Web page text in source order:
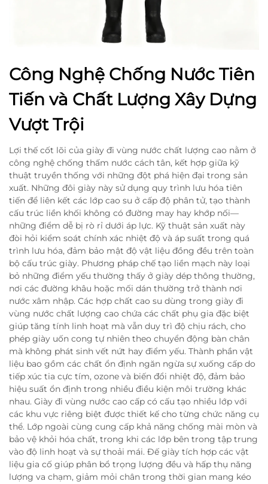
Công Nghệ Chống Nước Tiên
Tiến và Chất Lượng Xây Dựng
Vượt Trội
Lợi thế cốt lõi của giày đi vùng nước chất lượng cao nằm ở
công nghệ chống thấm nước cách tân, kết hợp giữa kỹ
thuật truyền thống với những đột phá hiện đại trong sản
xuất. Những đôi giày này sử dụng quy trình lưu hóa tiên
tiến để liên kết các lớp cao su ở cấp độ phân tử, tạo thành
cấu trúc liền khối không có đường may hay khớp nối—
những điểm dễ bị rò rỉ dưới áp lực. Kỹ thuật sản xuất này
đòi hỏi kiểm soát chính xác nhiệt độ và áp suất trong quá
trình lưu hóa, đảm bảo mật độ vật liệu đồng đều trên toàn
bộ cấu trúc giày. Phương pháp chế tạo liền mạch này loại
bỏ những điểm yếu thường thấy ở giày dép thông thường,
nơi các đường khâu hoặc mối dán thường trở thành nơi
nước xâm nhập. Các hợp chất cao su dùng trong giày đi
vùng nước chất lượng cao chứa các chất phụ gia đặc biệt
giúp tăng tính linh hoạt mà vẫn duy trì độ chịu rách, cho
phép giày uốn cong tự nhiên theo chuyển động bàn chân
mà không phát sinh vết nứt hay điểm yếu. Thành phần vật
liệu bao gồm các chất ổn định ngăn ngừa sự xuống cấp do
tiếp xúc tia cực tím, ozone và biến đổi nhiệt độ, đảm bảo
hiệu suất ổn định trong nhiều điều kiện môi trường khác
nhau. Giày đi vùng nước cao cấp có cấu tạo nhiều lớp với
các khu vực riêng biệt được thiết kế cho từng chức năng cụ
thể. Lớp ngoài cùng cung cấp khả năng chống mài mòn và
bảo vệ khỏi hóa chất, trong khi các lớp bên trong tập trung
vào độ linh hoạt và sự thoải mái. Đế giày tích hợp các vật
liệu gia cố giúp phân bổ trọng lượng đều và hấp thụ năng
lượng va chạm, giảm mỏi chân trong thời gian mang kéo